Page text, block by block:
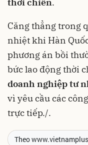
Căng thẳng trong
nhiệt khi Hàn
phương án bồi
bức lao động thời
doanh nghiệp tư
vì yêu cầu các
trực tiếp./.
Theo